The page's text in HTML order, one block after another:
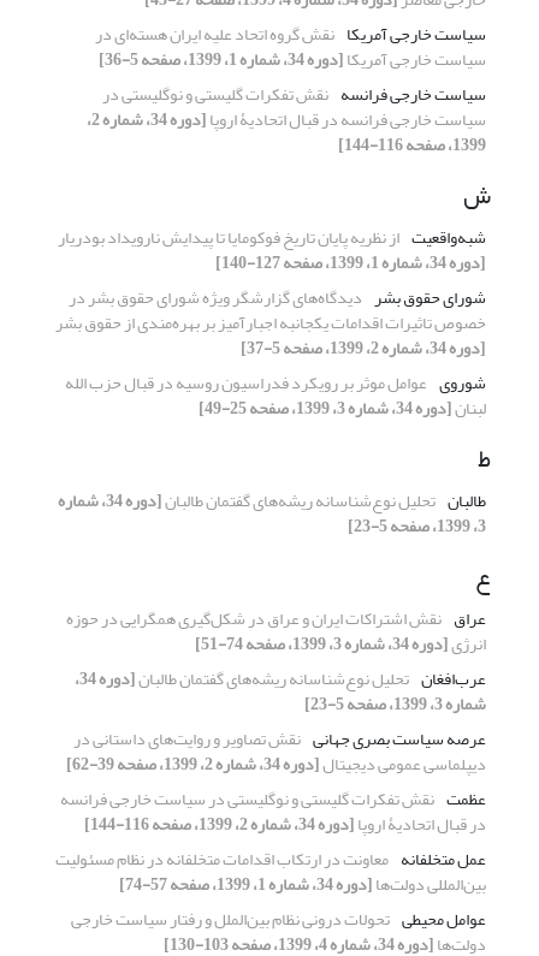
سیاست خارجی آمریکا نقش گروه اتحاد علیه ایران هسته‌ای در
سیاست خارجی آمریکا[دوره 34، شماره 1، 1399، صفحه 5-36]
سیاست خارجی فرانسه نقش تفکرات گلیستی و نوگلیستی در
سیاست خارجی فرانسه در قبال اتحادیۀ اروپا [دوره 34، شماره 2،
1399، صفحه 116-144]
ش
شبه‌واقعیت از نظریه پایان تاریخ فوکومایا تا پیدایش نارویداد بودریار
[دوره 34، شماره 1، 1399، صفحه 127-140]
شورای حقوق بشر دیدگاه‌های گزارشگر ویژه شورای حقوق بشر در
خصوص تاثیرات اقدامات یکجانبه اجبارآمیز بر بهره‌مندی از حقوق بشر
[دوره 34، شماره 2، 1399، صفحه 5-37]
شوروی عوامل موثر بر رویکرد فدراسیون روسیه در قبال حزب الله
لبنان[دوره 34، شماره 3، 1399، صفحه 25-49]
ط
طالبان تحلیل نوع‌شناسانه ریشه‌های گفتمان طالبان [دوره 34، شماره
3، 1399، صفحه 5-23]
ع
عراق نقش اشتراکات ایران و عراق در شکل‌گیری همگرایی در حوزه
انرژی[دوره 34، شماره 3، 1399، صفحه 74-51]
عرب‌افغان تحلیل نوع‌شناسانه ریشه‌های گفتمان طالبان [دوره 34،
شماره 3، 1399، صفحه 5-23]
عرصه سیاست بصری جهانی نقش تصاویر و روایت‌های داستانی در
دیپلماسی عمومی دیجیتال[دوره 34، شماره 2، 1399، صفحه 39-62]
عظمت نقش تفکرات گلیستی و نوگلیستی در سیاست خارجی فرانسه
در قبال اتحادیۀ اروپا[دوره 34، شماره 2، 1399، صفحه 116-144]
عمل متخلفانه معاونت در ارتکاب اقدامات متخلفانه در نظام مسئولیت
بین‌المللی دولت‌ها[دوره 34، شماره 1، 1399، صفحه 57-74]
عوامل محیطی تحولات درونی نظام بین‌الملل و رفتار سیاست خارجی
دولت‌ها[دوره 34، شماره 4، 1399، صفحه 103-130]